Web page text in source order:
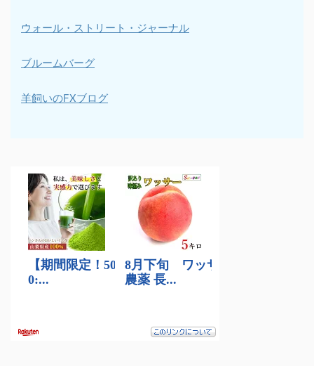
ウォール・ストリート・ジャーナル
ブルームバーグ
羊飼いのFXブログ